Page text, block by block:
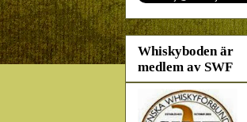
Whiskyboden är
medlem av SWF